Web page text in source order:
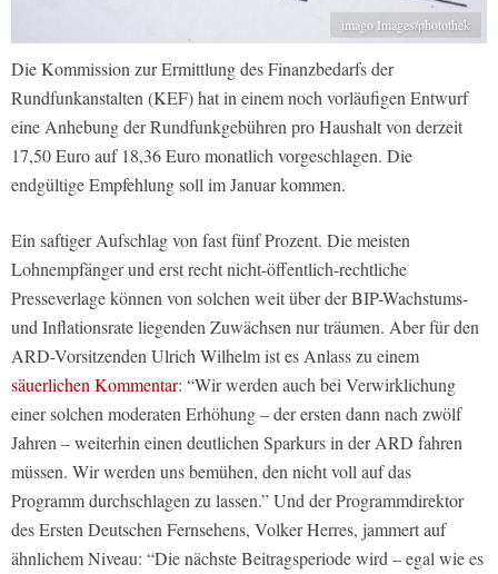
imago Images/photothek
Die Kommission zur Ermittlung des Finanzbedarfs der
Rundfunkanstalten (KEF) hat in einem noch vorläufigen Entwurf
eine Anhebung der Rundfunkgebühren pro Haushalt von derzeit
17,50 Euro auf 18,36 Euro monatlich vorgeschlagen. Die
endgültige Empfehlung soll im Januar kommen.
Ein saftiger Aufschlag von fast fünf Prozent. Die meisten
Lohnempfänger und erst recht nicht-öffentlich-rechtliche
Presseverlage können von solchen weit über der BIP-Wachstums-
und Inflationsrate liegenden Zuwächsen nur träumen. Aber für den
ARD-Vorsitzenden Ulrich Wilhelm ist es Anlass zu einem
säuerlichen Kommentar: “Wir werden auch bei Verwirklichung
einer solchen moderaten Erhöhung – der ersten dann nach zwölf
Jahren – weiterhin einen deutlichen Sparkurs in der ARD fahren
müssen. Wir werden uns bemühen, den nicht voll auf das
Programm durchschlagen zu lassen.” Und der Programmdirektor
des Ersten Deutschen Fernsehens, Volker Herres, jammert auf
ähnlichem Niveau: “Die nächste Beitragsperiode wird – egal wie es